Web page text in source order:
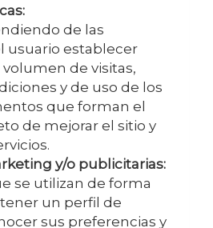
de las
usuario establecer
de visitas,
y de uso de los
que forman el
de mejorar el sitio y
y/o publicitarias:
se utilizan de forma
un perfil de
sus preferencias y